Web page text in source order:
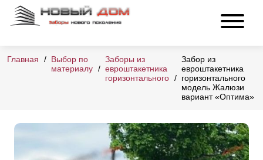
Главная
Выбор по
материалу
Заборы из
евроштакетника
горизонтального
Забор из
евроштакетника
горизонтального
модель Жалюзи
вариант «Оптима»